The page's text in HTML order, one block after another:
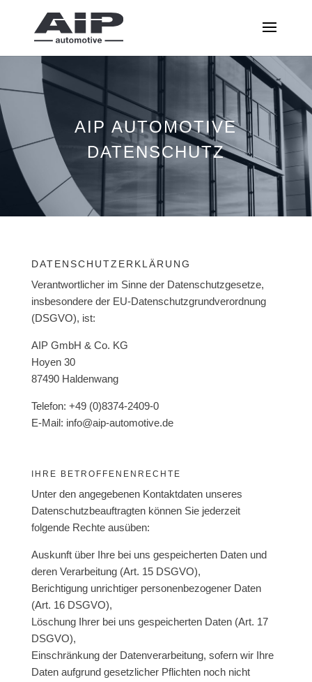
AIP AUTOMOTIVE
DATENSCHUTZ
DATENSCHUTZERKLÄRUNG
Verantwortlicher im Sinne der Datenschutzgesetze,
insbesondere der EU-Datenschutzgrundverordnung
(DSGVO), ist:
AIP GmbH & Co. KG
Hoyen 30
87490 Haldenwang
Telefon: +49 (0)8374-2409-0
E-Mail: info@aip-automotive.de
IHRE BETROFFENENRECHTE
Unter den angegebenen Kontaktdaten unseres
Datenschutzbeauftragten können Sie jederzeit
folgende Rechte ausüben:
Auskunft über Ihre bei uns gespeicherten Daten und
deren Verarbeitung (Art. 15 DSGVO),
Berichtigung unrichtiger personenbezogener Daten
(Art. 16 DSGVO),
Löschung Ihrer bei uns gespeicherten Daten (Art. 17
DSGVO),
Einschränkung der Datenverarbeitung, sofern wir Ihre
Daten aufgrund gesetzlicher Pflichten noch nicht